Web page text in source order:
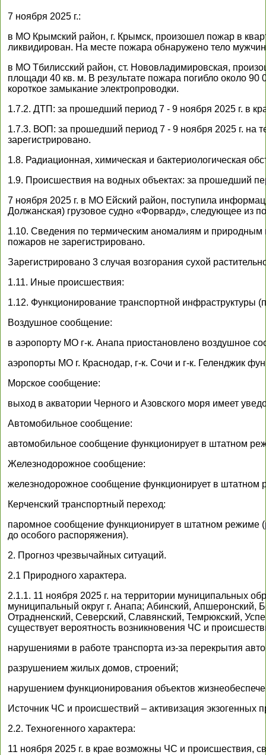
7 ноября 2025 г.:
в МО Крымский район, г. Крымск, произошел пожар в
ликвидирован. На месте пожара обнаружено тело
в МО Тбилисский район, ст. Нововладимировская,
площади 40 кв. м. В результате пожара погибло около
короткое замыкание электропроводки.
1.7.2. ДТП: за прошедший период 7 - 9 ноября 2025 г. в
1.7.3. ВОП: за прошедший период 7 - 9 ноября 2025 г. на
зарегистрировано.
1.8. Радиационная, химическая и бактериологическая
1.9. Происшествия на водных объектах: за прошедший
7 ноября 2025 г. в МО Ейский район, поступила
Должанская) грузовое судно «Форвард», следующее из
1.10. Сведения по термическим аномалиям и
пожаров не зарегистрировано.
Зарегистрировано 3 случая возгорания сухой
1.11. Иные происшествия:
1.12. Функционирование транспортной инфраструктуры
Воздушное сообщение:
в аэропорту МО г-к. Анапа приостановлено воздушное
аэропорты МО г. Краснодар, г-к. Сочи и г-к. Геленджик
Морское сообщение:
выход в акватории Черного и Азовского моря имеет
Автомобильное сообщение:
автомобильное сообщение функционирует в штатном
Железнодорожное сообщение:
железнодорожное сообщение функционирует в штатном
Керченский транспортный переход:
паромное сообщение функционирует в штатном режиме
до особого распоряжения).
2. Прогноз чрезвычайных ситуаций.
2.1 Природного характера.
2.1.1. 11 ноября 2025 г. на территории муниципальных
муниципальный округ г. Анапа; Абинский, Апшеронский,
Отрадненский, Северский, Славянский, Темрюкский,
существует вероятность возникновения ЧС и
нарушениями в работе транспорта из-за перекрытия
разрушением жилых домов, строений;
нарушением функционирования объектов
Источник ЧС и происшествий – активизация экзогенных
2.2. Техногенного характера:
11 ноября 2025 г. в крае возможны ЧС и происшествия,